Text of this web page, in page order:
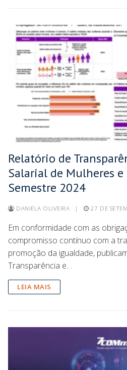
Relatório de
Salarial de Mulheres e
Semestre 2024
DANIELA OLIVEIRA | 27 DE
Em conformidade com as
compromisso contínuo com a
promoção da igualdade,
Transparência e…
LEIA MAIS